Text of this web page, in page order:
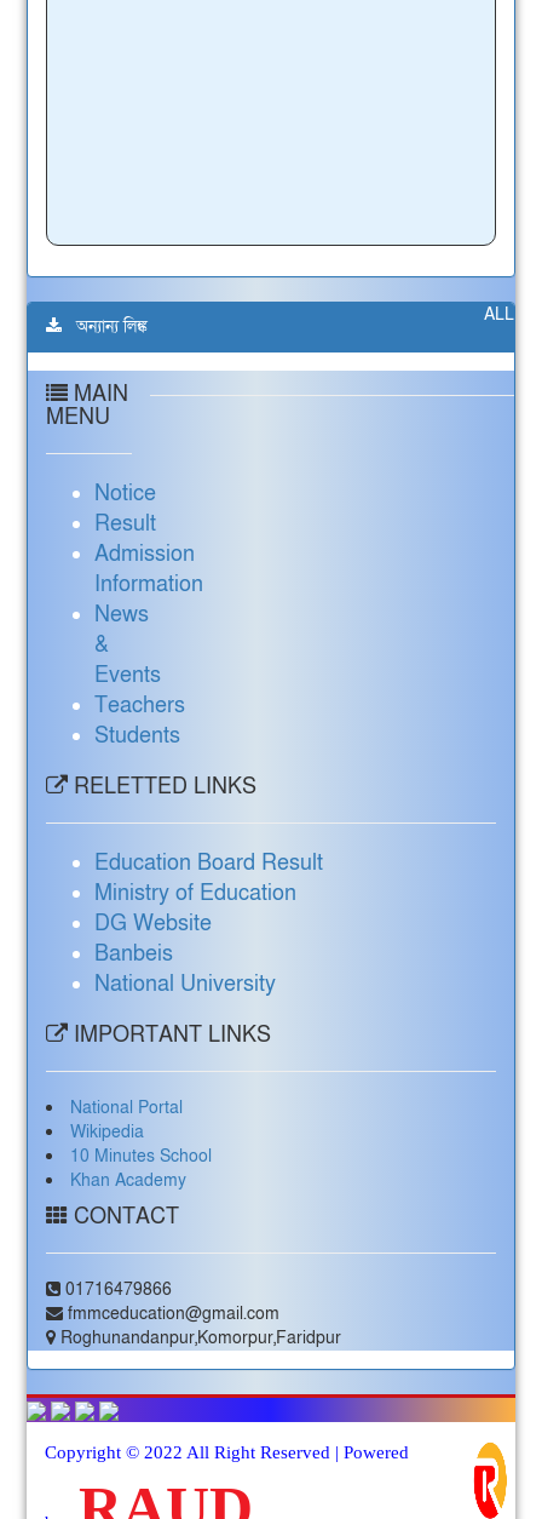
ALL
অন্যান্য লিঙ্ক
MAIN
MENU
Notice
Result
Admission
Information
News
&
Events
Teachers
Students
RELETTED LINKS
Education Board Result
Ministry of Education
DG Website
Banbeis
National University
IMPORTANT LINKS
National Portal
Wikipedia
10 Minutes School
Khan Academy
CONTACT
01716479866
fmmceducation@gmail.com
Roghunandanpur,Komorpur,Faridpur
Copyright © 2022 All Right Reserved | Powered